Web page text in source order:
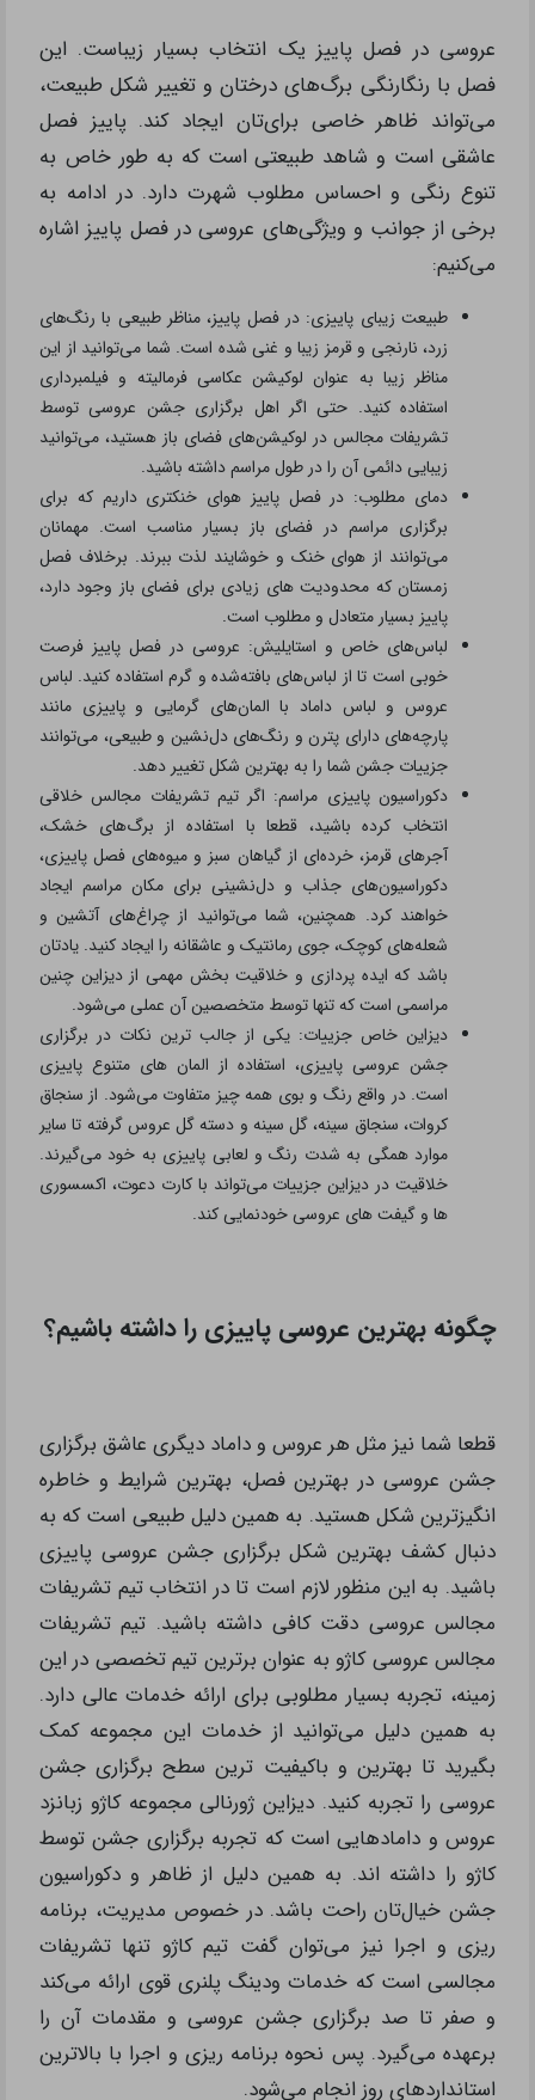
عروسی در فصل پاییز یک انتخاب بسیار زیباست. این
فصل با رنگارنگی برگ‌های درختان و تغییر شکل طبیعت،
می‌تواند ظاهر خاصی برای‌تان ایجاد کند. پاییز فصل
عاشقی است و شاهد طبیعتی است که به طور خاص به
تنوع رنگی و احساس مطلوب شهرت دارد. در ادامه به
برخی از جوانب و ویژگی‌های عروسی در فصل پاییز اشاره
می‌کنیم:
طبیعت زیبای پاییزی: در فصل پاییز، مناظر طبیعی با رنگ‌های
زرد، نارنجی و قرمز زیبا و غنی شده است. شما می‌توانید از این
مناظر زیبا به عنوان لوکیشن عکاسی فرمالیته و فیلمبرداری
استفاده کنید. حتی اگر اهل برگزاری جشن عروسی توسط
تشریفات مجالس در لوکیشن‌های فضای باز هستید، می‌توانید
زیبایی دائمی آن را در طول مراسم داشته باشید.
دمای مطلوب: در فصل پاییز هوای خنکتری داریم که برای
برگزاری مراسم در فضای باز بسیار مناسب است. مهمانان
می‌توانند از هوای خنک و خوشایند لذت ببرند. برخلاف فصل
زمستان که محدودیت های زیادی برای فضای باز وجود دارد،
پاییز بسیار متعادل و مطلوب است.
لباس‌های خاص و استایلیش: عروسی در فصل پاییز فرصت
خوبی است تا از لباس‌های بافته‌شده و گرم استفاده کنید. لباس
عروس و لباس داماد با المان‌های گرمایی و پاییزی مانند
پارچه‌های دارای پترن و رنگ‌های دل‌نشین و طبیعی، می‌توانند
جزییات جشن شما را به بهترین شکل تغییر دهد.
دکوراسیون پاییزی مراسم: اگر تیم تشریفات مجالس خلاقی
انتخاب کرده باشید، قطعا با استفاده از برگ‌های خشک،
آجرهای قرمز، خرده‌ای از گیاهان سبز و میوه‌های فصل پاییزی،
دکوراسیون‌های جذاب و دل‌نشینی برای مکان مراسم ایجاد
خواهند کرد. همچنین، شما می‌توانید از چراغ‌های آتشین و
شعله‌های کوچک، جوی رمانتیک و عاشقانه را ایجاد کنید. یادتان
باشد که ایده پردازی و خلاقیت بخش مهمی از دیزاین چنین
مراسمی است که تنها توسط متخصصین آن عملی می‌شود.
دیزاین خاص جزییات: یکی از جالب ترین نکات در برگزاری
جشن عروسی پاییزی، استفاده از المان های متنوع پاییزی
است. در واقع رنگ و بوی همه چیز متفاوت می‌شود. از سنجاق
کروات، سنجاق سینه، گل سینه و دسته گل عروس گرفته تا سایر
موارد همگی به شدت رنگ و لعابی پاییزی به خود می‌گیرند.
خلاقیت در دیزاین جزییات می‌تواند با کارت دعوت، اکسسوری
ها و گیفت های عروسی خودنمایی کند.
چگونه بهترین عروسی پاییزی را داشته باشیم؟
قطعا شما نیز مثل هر عروس و داماد دیگری عاشق برگزاری
جشن عروسی در بهترین فصل، بهترین شرایط و خاطره
انگیزترین شکل هستید. به همین دلیل طبیعی است که به
دنبال کشف بهترین شکل برگزاری جشن عروسی پاییزی
باشید. به این منظور لازم است تا در انتخاب تیم تشریفات
مجالس عروسی دقت کافی داشته باشید. تیم تشریفات
مجالس عروسی کاژو به عنوان برترین تیم تخصصی در این
زمینه، تجربه بسیار مطلوبی برای ارائه خدمات عالی دارد.
به همین دلیل می‌توانید از خدمات این مجموعه کمک
بگیرید تا بهترین و باکیفیت ترین سطح برگزاری جشن
عروسی را تجربه کنید. دیزاین ژورنالی مجموعه کاژو زبانزد
عروس و دامادهایی است که تجربه برگزاری جشن توسط
کاژو را داشته اند. به همین دلیل از ظاهر و دکوراسیون
جشن خیال‌تان راحت باشد. در خصوص مدیریت، برنامه
ریزی و اجرا نیز می‌توان گفت تیم کاژو تنها تشریفات
مجالسی است که خدمات ودینگ پلنری قوی ارائه می‌کند
و صفر تا صد برگزاری جشن عروسی و مقدمات آن را
برعهده می‌گیرد. پس نحوه برنامه ریزی و اجرا با بالاترین
استانداردهای روز انجام می‌شود.